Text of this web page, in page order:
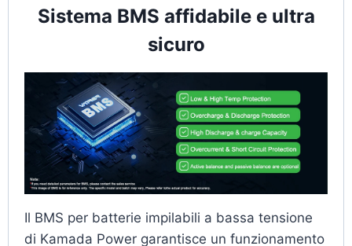
Sistema BMS affidabile e ultra
sicuro
Il BMS per batterie impilabili a bassa tensione
di Kamada Power garantisce un funzionamento